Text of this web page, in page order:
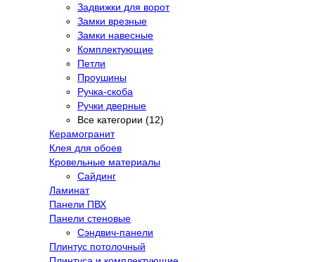
Задвижки для ворот
Замки врезные
Замки навесные
Комплектующие
Петли
Проушины
Ручка-скоба
Ручки дверные
Все категории (12)
Керамогранит
Клея для обоев
Кровельные материалы
Сайдинг
Ламинат
Панели ПВХ
Панели стеновые
Сэндвич-панели
Плинтус потолочный